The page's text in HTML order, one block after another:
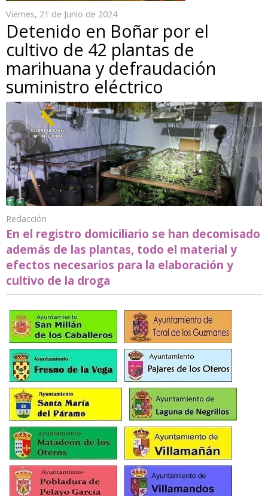
Viernes, 21 de Junio de 2024
Detenido en Boñar por el
cultivo de 42 plantas de
marihuana y defraudación
suministro eléctrico
Redacción
En el registro domiciliario se han decomisado
además de las plantas, todo el material y
efectos necesarios para la elaboración y
cultivo de la droga